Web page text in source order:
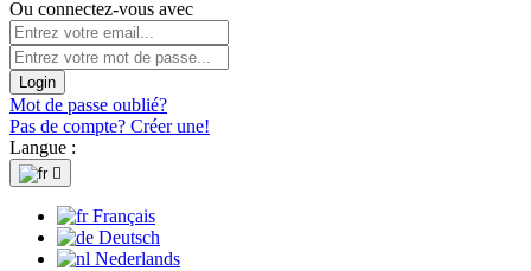
Ou connectez-vous avec
Login
Mot de passe oublié?
Pas de compte? Créer une!
Langue :

Français
Deutsch
Nederlands